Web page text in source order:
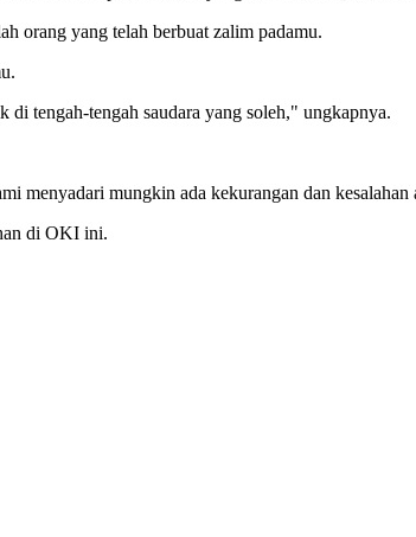
orang yang telah berbuat zalim padamu.
tengah-tengah saudara yang soleh," ungkapnya.
menyadari mungkin ada kekurangan dan
di OKI ini.